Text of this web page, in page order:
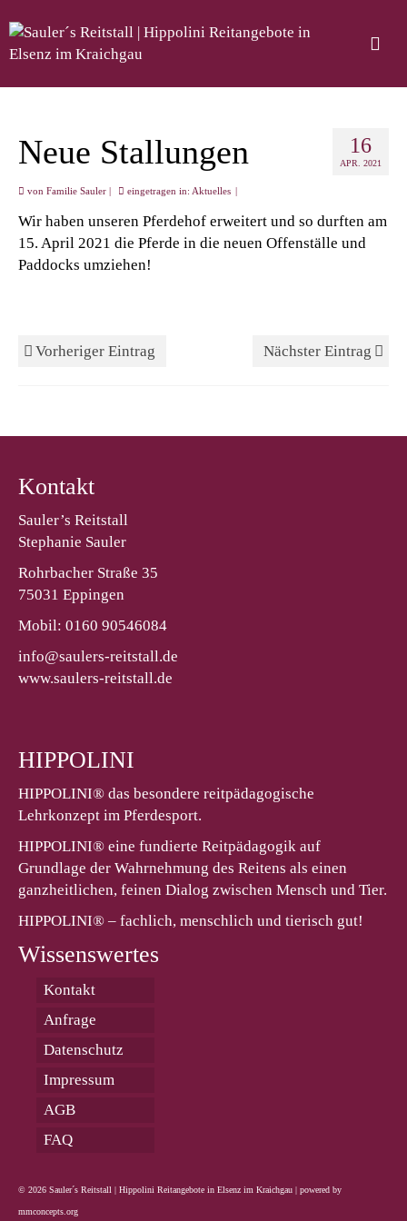
16
APR. 2021
Neue Stallungen
von Familie Sauler | eingetragen in: Aktuelles |
Wir haben unseren Pferdehof erweitert und so durften am
15. April 2021 die Pferde in die neuen Offenställe und
Paddocks umziehen!
Vorheriger Eintrag Nächster Eintrag
Kontakt
Sauler’s Reitstall
Stephanie Sauler
Rohrbacher Straße 35
75031 Eppingen
Mobil: 0160 90546084
info@saulers-reitstall.de
www.saulers-reitstall.de
HIPPOLINI
HIPPOLINI® das besondere reitpädagogische
Lehrkonzept im Pferdesport.
HIPPOLINI® eine fundierte Reitpädagogik auf
Grundlage der Wahrnehmung des Reitens als einen
ganzheitlichen, feinen Dialog zwischen Mensch und Tier.
HIPPOLINI® – fachlich, menschlich und tierisch gut!
Wissenswertes
Kontakt
Anfrage
Datenschutz­
Impressum
AGB
FAQ
© 2026 Sauler´s Reitstall | Hippolini Reitangebote in Elsenz im Kraichgau | powered by
mmconcepts.org